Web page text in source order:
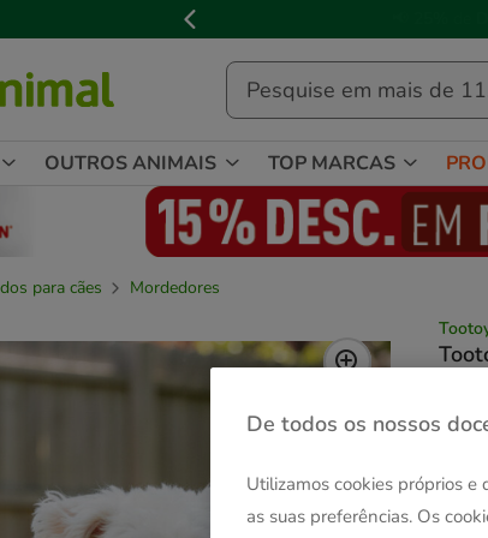
de
mensagem,
OUTROS ANIMAIS TOP MARCAS
para cães
Mordedores
M
-
De todos os nossos
Utilizamos cookies próprios e
as suas preferências. Os